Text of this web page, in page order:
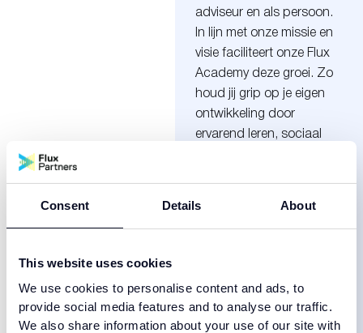
Consent Details About
This website uses cookies
We use cookies to personalise content and ads, to
provide social media features and to analyse our traffic.
We also share information about your use of our site with
adviseur en als persoon.
In lijn met onze missie en
visie faciliteert onze Flux
Academy deze groei. Zo
houd jij grip op je eigen
ontwikkeling door
ervarend leren, sociaal
(bijvoorbeeld Civiele
Techniek,
Bouwkunde,